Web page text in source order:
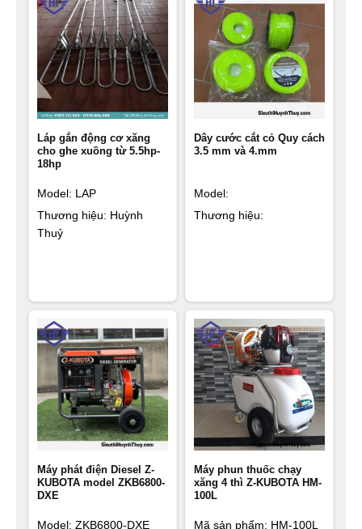
Láp gắn động cơ xăng
cho ghe xuồng từ 5.5hp-
18hp
Model: LAP
Thương hiệu: Huỳnh
Thuỷ
Dây cước cắt cỏ Quy cách
3.5 mm và 4.mm
Model:
Thương hiệu:
Máy phát điện Diesel Z-
KUBOTA model ZKB6800-
DXE
Model: ZKB6800-DXE
Máy phun thuốc chạy
xăng 4 thì Z-KUBOTA HM-
100L
Mã sản phẩm: HM-100L